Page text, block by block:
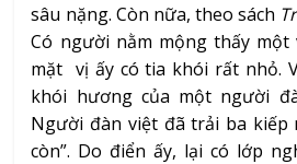
sâu nặng. Còn nữa, theo sách
Có người nằm mộng thấy
mặt vị ấy có tia khói rất nhỏ.
khói hương của một người
Người đàn việt đã trải ba kiếp
còn”. Do điển ấy, lại có lớp